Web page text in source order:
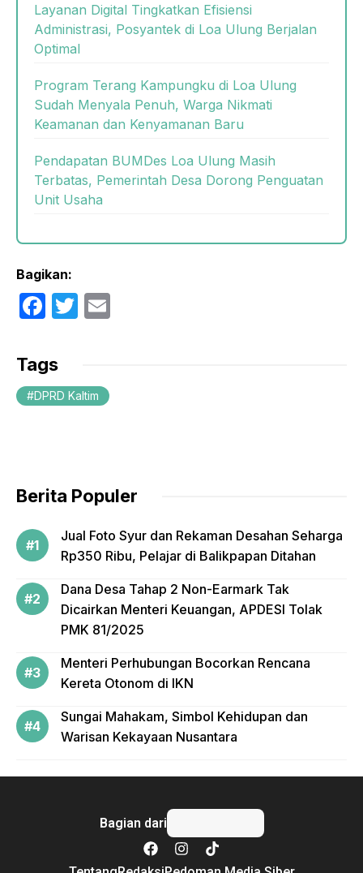
Layanan Digital Tingkatkan Efisiensi
Administrasi, Posyantek di Loa Ulung Berjalan
Optimal
Program Terang Kampungku di Loa Ulung
Sudah Menyala Penuh, Warga Nikmati
Keamanan dan Kenyamanan Baru
Pendapatan BUMDes Loa Ulung Masih
Terbatas, Pemerintah Desa Dorong Penguatan
Unit Usaha
Bagikan:
F
c
e
b
k
T
er
Tags
DPRD Kaltim
Berita Populer
Jual Foto Syur dan Rekaman Desahan Seharga
Rp350 Ribu, Pelajar di Balikpapan Ditahan
Dana Desa Tahap 2 Non-Earmark Tak
Dicairkan Menteri Keuangan, APDESI Tolak
PMK 81/2025
Menteri Perhubungan Bocorkan Rencana
Kereta Otonom di IKN
Sungai Mahakam, Simbol Kehidupan dan
Warisan Kekayaan Nusantara
Bagian dari